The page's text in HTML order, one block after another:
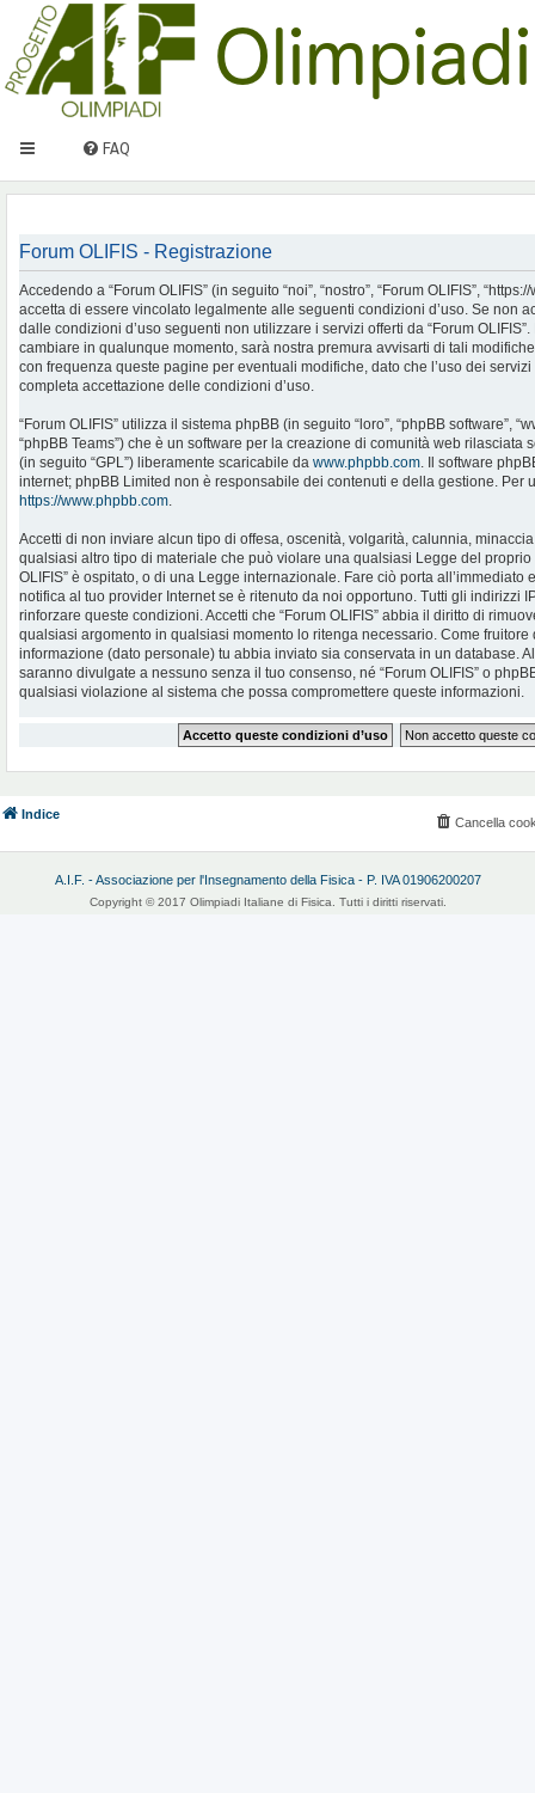
FAQ
Forum OLIFIS - Registrazione
Accedendo a “Forum OLIFIS” (in seguito “noi”, “nostro”, “Forum OLIFIS”,
accetta di essere vincolato legalmente alle seguenti condizioni d’uso. Se non
dalle condizioni d’uso seguenti non utilizzare i servizi offerti da “Forum
cambiare in qualunque momento, sarà nostra premura avvisarti di tali
con frequenza queste pagine per eventuali modifiche, dato che l’uso dei servizi
completa accettazione delle condizioni d’uso.
“Forum OLIFIS” utilizza il sistema phpBB (in seguito “loro”, “phpBB software”,
“phpBB Teams”) che è un software per la creazione di comunità web rilasciata
(in seguito “GPL”) liberamente scaricabile da www.phpbb.com. Il software
internet; phpBB Limited non è responsabile dei contenuti e della gestione. Per
https://www.phpbb.com.
Accetti di non inviare alcun tipo di offesa, oscenità, volgarità, calunnia,
qualsiasi altro tipo di materiale che può violare una qualsiasi Legge del proprio
OLIFIS” è ospitato, o di una Legge internazionale. Fare ciò porta
notifica al tuo provider Internet se è ritenuto da noi opportuno. Tutti gli indirizzi
rinforzare queste condizioni. Accetti che “Forum OLIFIS” abbia il diritto di
qualsiasi argomento in qualsiasi momento lo ritenga necessario. Come
informazione (dato personale) tu abbia inviato sia conservata in un database.
saranno divulgate a nessuno senza il tuo consenso, né “Forum OLIFIS” o
qualsiasi violazione al sistema che possa compromettere queste informazioni.
Indice
Cancella
A.I.F. - Associazione per l'Insegnamento della Fisica - P. IVA 01906200207
Copyright © 2017 Olimpiadi Italiane di Fisica. Tutti i diritti riservati.